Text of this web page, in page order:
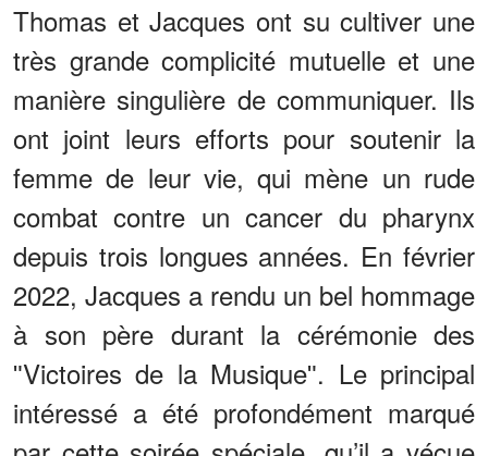
Thomas et Jacques ont su cultiver une
très grande complicité mutuelle et une
manière singulière de communiquer. Ils
ont joint leurs efforts pour soutenir la
femme de leur vie, qui mène un rude
combat contre un cancer du pharynx
depuis trois longues années. En février
2022, Jacques a rendu un bel hommage
à son père durant la cérémonie des
ʺVictoires de la Musiqueʺ. Le principal
intéressé a été profondément marqué